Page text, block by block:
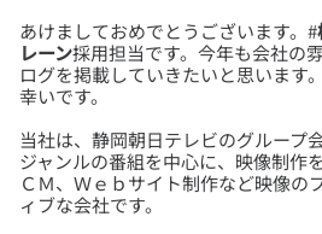
あけましておめでとうございます。#
レーン採用担当です。今年も会社の
ログを掲載していきたいと思います
当社は、静岡朝日テレビのグループ
ジャンルの番組を中心に、映像制作
ＣＭ、Ｗｅｂサイト制作など映像の